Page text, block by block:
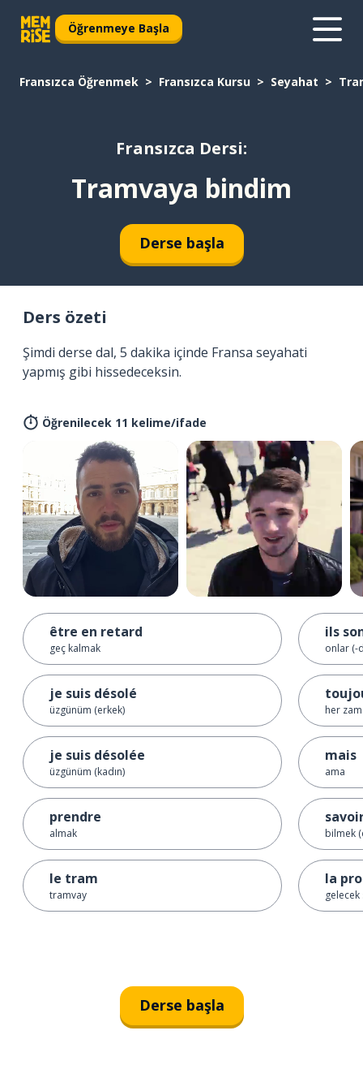
Öğrenmeye Başla
Fransızca Öğrenmek Fransızca Kursu Seyahat
Fransızca Dersi:
Tramvaya bindim
Derse başla
Ders özeti
Şimdi derse dal, 5 dakika içinde Fransa seyahati
yapmış gibi hissedeceksin.
Öğrenilecek 11 kelime/ifade
être en retard
geç kalmak
je suis désolé
üzgünüm (erkek)
je suis désolée
üzgünüm (kadın)
prendre
almak
le tram
tramvay
ils
onlar (-
her
mais
ama
bilmek
la
Derse başla